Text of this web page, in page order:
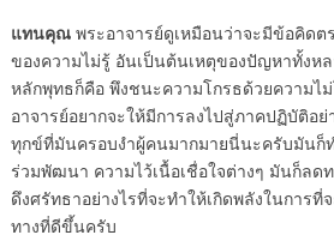
แทนคุณ พระอาจารย์ดูเหมือนว่าจะมีข้อคิดต
ของความไม่รู้ อันเป็นต้นเหตุของปัญหาทั้งห
หลักพุทธก็คือ พึงชนะความโกรธด้วยความไ
อาจารย์อยากจะให้มีการลงไปสู่ภาคปฏิบัติอ
ทุกข์ที่มันครอบงำผู้คนมากมายนี่นะครับมันก็
ร่วมพัฒนา ความไว้เนื้อเชื่อใจต่างๆ มันก็ลด
ดึงศรัทธาอย่างไรที่จะทำให้เกิดพลังในการ
ทางที่ดีขึ้นครับ